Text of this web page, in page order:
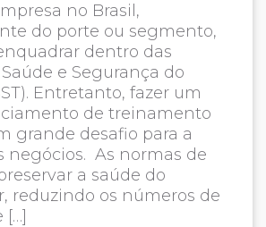
no Brasil,
do porte ou segmento,
dentro das
e Segurança do
Entretanto, fazer um
de treinamento
grande desafio para a
negócios. As normas de
a saúde do
reduzindo os números de
[…]